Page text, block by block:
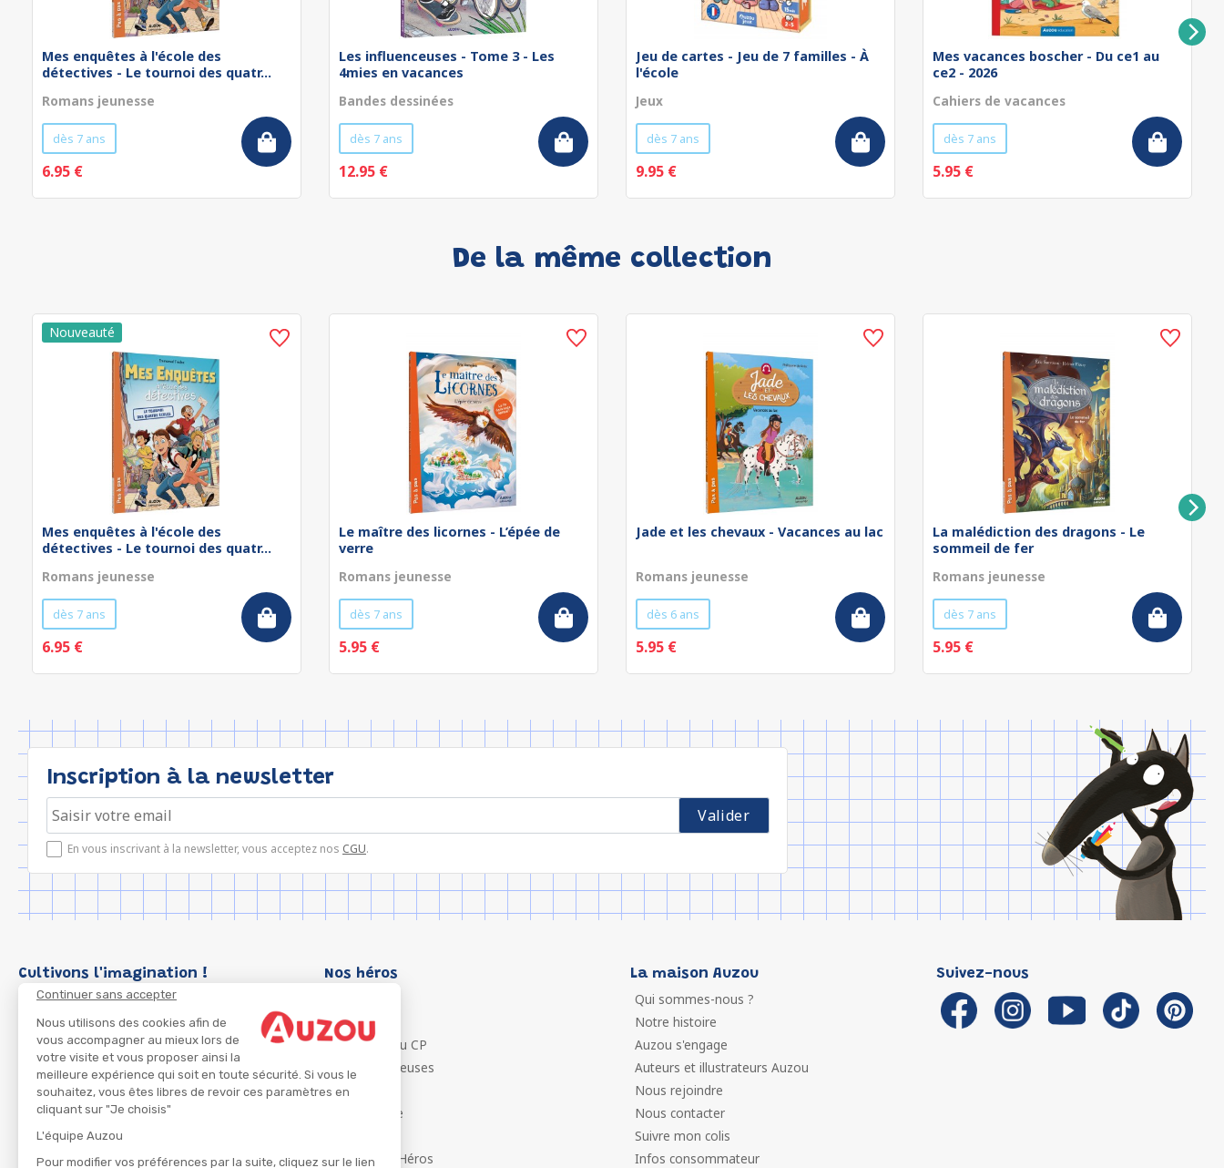
Continuer sans accepter
Nous utilisons des cookies afin de
vous accompagner au mieux lors de
votre visite et vous proposer ainsi la
meilleure expérience qui soit en toute sécurité. Si vous le
souhaitez, vous êtes libres de revoir ces paramètres en
cliquant sur "Je choisis"
L'équipe Auzou
Pour modifier vos préférences par la suite, cliquez sur le lien
Mes enquêtes à l'école des
détectives - Le tournoi des quatr...
Romans jeunesse
dès 7 ans
6.95 €
Les influenceuses - Tome 3 - Les
4mies en vacances
Bandes dessinées
dès 7 ans
12.95 €
Jeu de cartes - Jeu de 7 familles - À
l'école
Jeux
dès 7 ans
9.95 €
Mes vacances boscher - Du ce1 au
ce2 - 2026
Cahiers de vacances
dès 7 ans
5.95 €
De la même collection
Mes enquêtes à l'école des
détectives - Le tournoi des quatr...
Romans jeunesse
dès 7 ans
6.95 €
Le maître des licornes - L’épée de
verre
Romans jeunesse
dès 7 ans
5.95 €
Jade et les chevaux - Vacances au lac
Romans jeunesse
dès 6 ans
5.95 €
La malédiction des dragons - Le
sommeil de fer
Romans jeunesse
dès 7 ans
5.95 €
Inscription à la newsletter
En vous inscrivant à la newsletter, vous acceptez nos CGU.
Cultivons l'imagination ! Nos héros
P'tit Loup
Les Héros du CP
Les Influenceuses
Migali
Petite Taupe
Ma Boîte à Héros
La maison Auzou
Qui sommes-nous ?
Notre histoire
Auzou s'engage
Auteurs et illustrateurs Auzou
Nous rejoindre
Nous contacter
Suivre mon colis
Infos consommateur
Suivez-nous